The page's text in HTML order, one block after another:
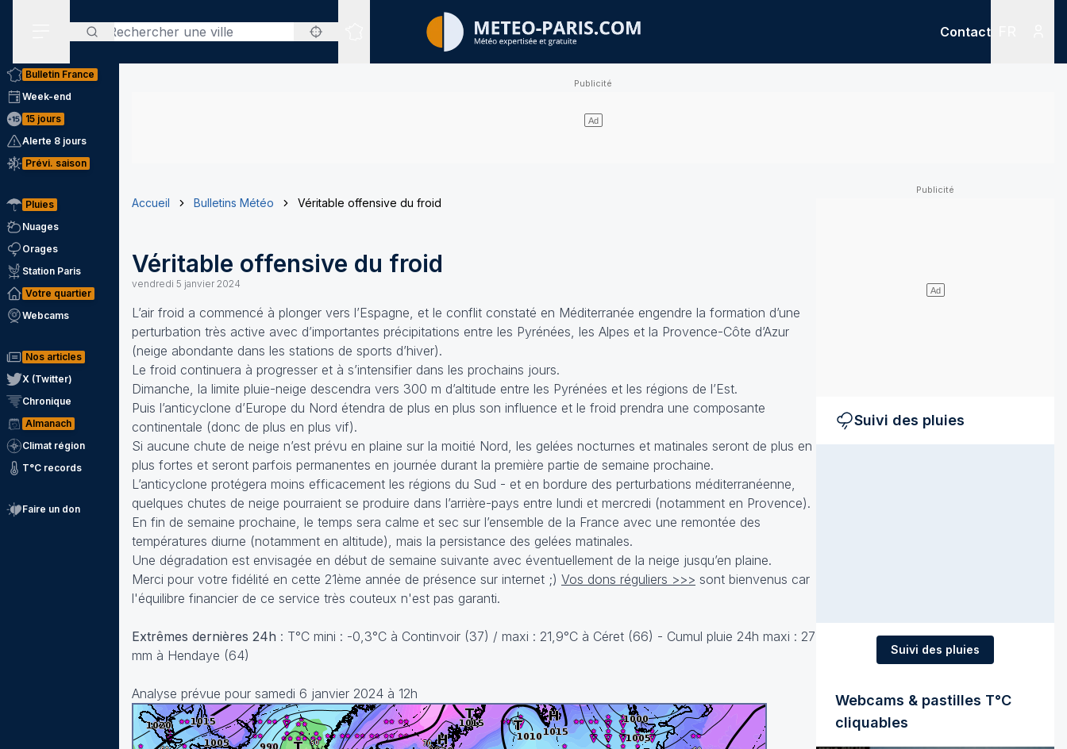
Rechercher
Sites expertisés
Contact
Bulletin France
Week-end
15 jours
Alerte 8 jours
Prévi. saison
Pluies
Nuages
Orages
Station Paris
Votre quartier
Webcams
Nos articles
X (Twitter)
Chronique
Almanach
Climat région
T°C records
Faire un don
Accueil Bulletins Météo Véritable offensive du froid
Véritable offensive du froid
vendredi 5 janvier 2024
L’air froid a commencé à plonger vers l’Espagne, et le conflit constaté en Méditerranée engendre la formation d’une
perturbation très active avec d’importantes précipitations entre les Pyrénées, les Alpes et la Provence-Côte d’Azur
(neige abondante dans les stations de sports d’hiver).
Le froid continuera à progresser et à s’intensifier dans les prochains jours.
Dimanche, la limite pluie-neige descendra vers 300 m d’altitude entre les Pyrénées et les régions de l’Est.
Puis l’anticyclone d’Europe du Nord étendra de plus en plus son influence et le froid prendra une composante
continentale (donc de plus en plus vif).
Si aucune chute de neige n’est prévu en plaine sur la moitié Nord, les gelées nocturnes et matinales seront de plus en
plus fortes et seront parfois permanentes en journée durant la première partie de semaine prochaine.
L’anticyclone protégera moins efficacement les régions du Sud - et en bordure des perturbations méditerranéenne,
quelques chutes de neige pourraient se produire dans l’arrière-pays entre lundi et mercredi (notamment en Provence).
En fin de semaine prochaine, le temps sera calme et sec sur l’ensemble de la France avec une remontée des
températures diurne (notamment en altitude), mais la persistance des gelées matinales.
Une dégradation est envisagée en début de semaine suivante avec éventuellement de la neige jusqu’en plaine.
Merci pour votre fidélité en cette 21ème année de présence sur internet ;) Vos dons réguliers >>> sont bienvenus car
l'équilibre financier de ce service très couteux n'est pas garanti.
Extrêmes dernières 24h : T°C mini : -0,3°C à Continvoir (37) / maxi : 21,9°C à Céret (66) - Cumul pluie 24h maxi : 27
mm à Hendaye (64)
Analyse prévue pour samedi 6 janvier 2024 à 12h
Suivi des pluies
Suivi des pluies
Webcams & pastilles T°C
cliquables